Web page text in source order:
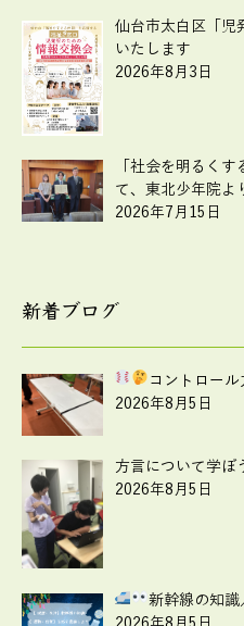
仙台市太白区「児
いたします
2026年8月3日
「社会を明るく
て、東北少年院よ
2026年7月15日
新着ブログ
コントロール
2026年8月5日
方言について学ぼ
2026年8月5日
新幹線の知識